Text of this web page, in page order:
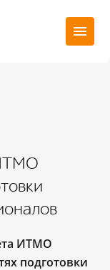
ИТМО
подготовки